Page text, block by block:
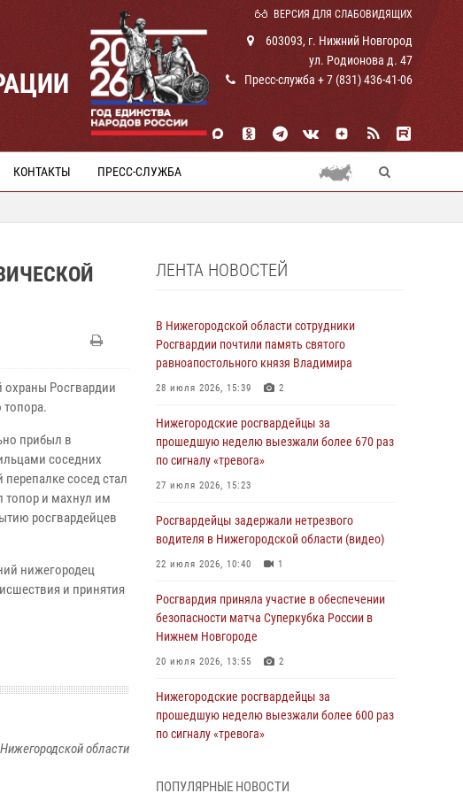
ВЕРСИЯ ДЛЯ СЛАБОВИДЯЩИХ
603093, г. Нижний Новгород
ул. Родионова д. 47
Пресс-служба + 7 (831) 436-41-06
КОНТАКТЫ ПРЕСС-СЛУЖБА
Росгвардии
прибыл в
соседних
сосед стал
топор и махнул им
росгвардейцев
нижегородец
и принятия
области
ЛЕНТА НОВОСТЕЙ
В Нижегородской области сотрудники
Росгвардии почтили память святого
равноапостольного князя Владимира
28 июля 2026, 15:39 2
Нижегородские росгвардейцы за
прошедшую неделю выезжали более 670 раз
по сигналу «тревога»
27 июля 2026, 15:23
Росгвардейцы задержали нетрезвого
водителя в Нижегородской области (видео)
22 июля 2026, 10:40 1
Росгвардия приняла участие в обеспечении
безопасности матча Суперкубка России в
Нижнем Новгороде
20 июля 2026, 13:55 2
Нижегородские росгвардейцы за
прошедшую неделю выезжали более 600 раз
по сигналу «тревога»
ПОПУЛЯРНЫЕ НОВОСТИ